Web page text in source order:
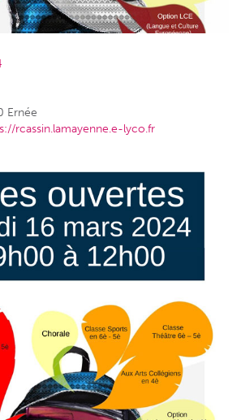
Ernée
rcassin.lamayenne.e-lyco.fr